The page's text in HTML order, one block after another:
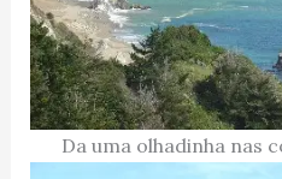
Da uma olhadinha nas